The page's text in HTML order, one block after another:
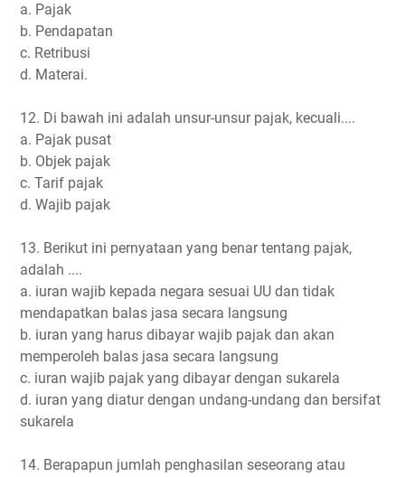
a. Pajak
b. Pendapatan
c. Retribusi
d. Materai.
12. Di bawah ini adalah unsur-unsur pajak, kecuali....
a. Pajak pusat
b. Objek pajak
c. Tarif pajak
d. Wajib pajak
13. Berikut ini pernyataan yang benar tentang pajak,
adalah ....
a. iuran wajib kepada negara sesuai UU dan tidak
mendapatkan balas jasa secara langsung
b. iuran yang harus dibayar wajib pajak dan akan
memperoleh balas jasa secara langsung
c. iuran wajib pajak yang dibayar dengan sukarela
d. iuran yang diatur dengan undang-undang dan bersifat
sukarela
14. Berapapun jumlah penghasilan seseorang atau